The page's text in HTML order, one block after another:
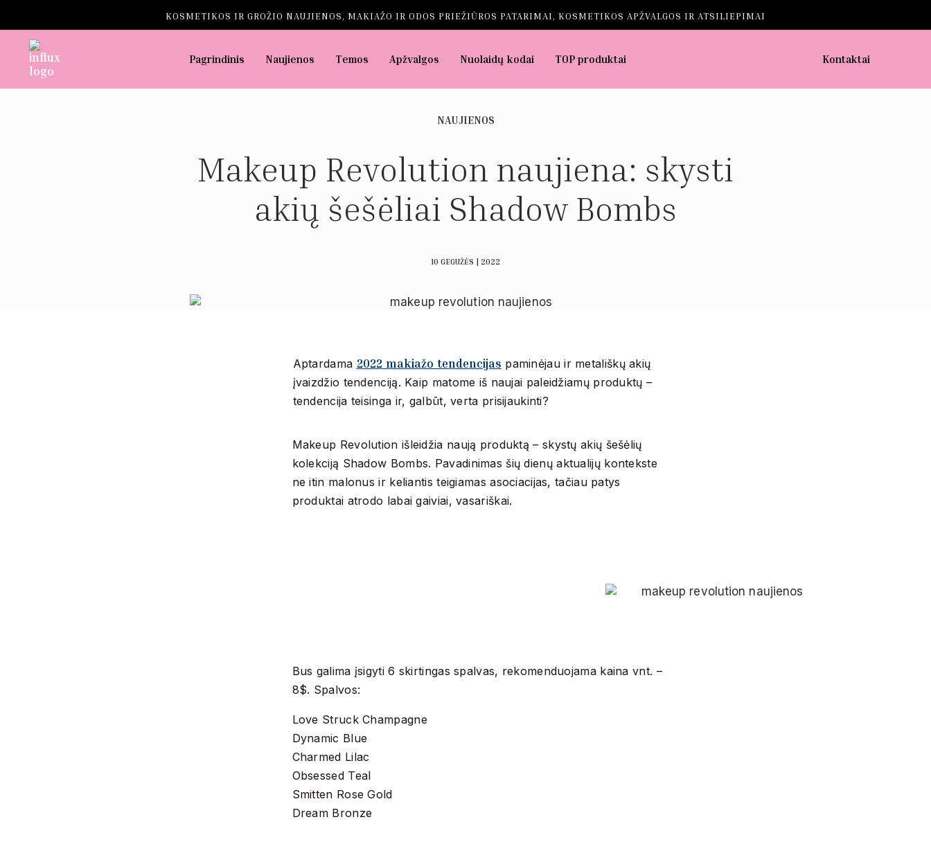
KOSMETIKOS IR GROŽIO NAUJIENOS, MAKIAŽO IR ODOS PRIEŽIŪROS PATARIMAI, KOSMETIKOS APŽVALGOS IR ATSILIEPIMAI
Pagrindinis Naujienos Temos Apžvalgos Nuolaidų kodai TOP produktai Kontaktai
NAUJIENOS
Makeup Revolution naujiena: skysti
akių šešėliai Shadow Bombs
10 GEGUŽĖS | 2022
Aptardama 2022 makiažo tendencijas paminėjau ir metališkų akių
įvaizdžio tendenciją. Kaip matome iš naujai paleidžiamų produktų –
tendencija teisinga ir, galbūt, verta prisijaukinti?
Makeup Revolution išleidžia naują produktą – skystų akių šešėlių
kolekciją Shadow Bombs. Pavadinimas šių dienų aktualijų kontekste
ne itin malonus ir keliantis teigiamas asociacijas, tačiau patys
produktai atrodo labai gaiviai, vasariškai.
Bus galima įsigyti 6 skirtingas spalvas, rekomenduojama kaina vnt. –
8$. Spalvos:
Love Struck Champagne
Dynamic Blue
Charmed Lilac
Obsessed Teal
Smitten Rose Gold
Dream Bronze